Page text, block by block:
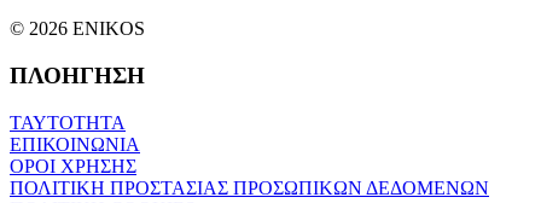
© 2026 ENIKOS
ΠΛΟΗΓΗΣΗ
ΤΑΥΤΟΤΗΤΑ
ΕΠΙΚΟΙΝΩΝΙΑ
ΟΡΟΙ ΧΡΗΣΗΣ
ΠΟΛΙΤΙΚΗ ΠΡΟΣΤΑΣΙΑΣ ΠΡΟΣΩΠΙΚΩΝ ΔΕΔΟΜΕΝΩΝ